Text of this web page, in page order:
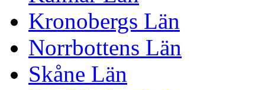
Kronobergs Län
Norrbottens Län
Skåne Län